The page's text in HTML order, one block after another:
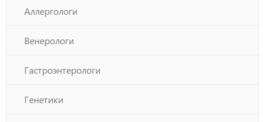
Аллергологи
Венерологи
Гастроэнтерологи
Генетики